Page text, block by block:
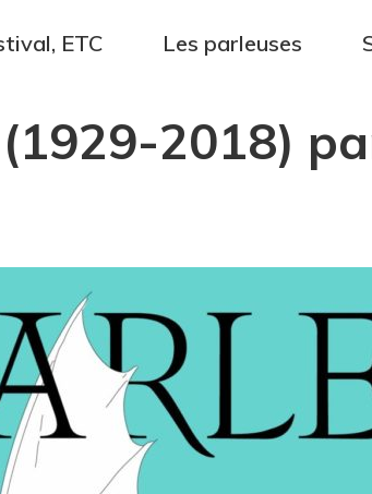
ETC Les parleuses
2018)